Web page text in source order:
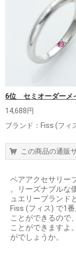
6位 セミオーダーメ
14,688円
ブランド：Fiss (フィ
この商品の通販
ペアアクセサリー
。リーズナブルな
ュエリーブランド
Fiss (フィス) で1
ことができるので
ことができますよ
がでしょうか。